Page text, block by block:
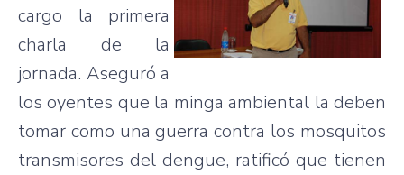
cargo la primera
charla de la
jornada. Aseguró a
los oyentes que la minga ambiental la deben
tomar como una guerra contra los mosquitos
transmisores del dengue, ratificó que tienen